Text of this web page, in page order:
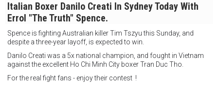
Italian Boxer Danilo Creati In Sydney Today With
Errol "The Truth" Spence.
Spence is fighting Australian killer Tim Tszyu this Sunday, and
despite a three-year layoff, is expected to win.
Danilo Creati was a 5x national champion, and fought in Vietnam
against the excellent Ho Chi Minh City boxer Tran Duc Tho.
For the real fight fans - enjoy their contest !